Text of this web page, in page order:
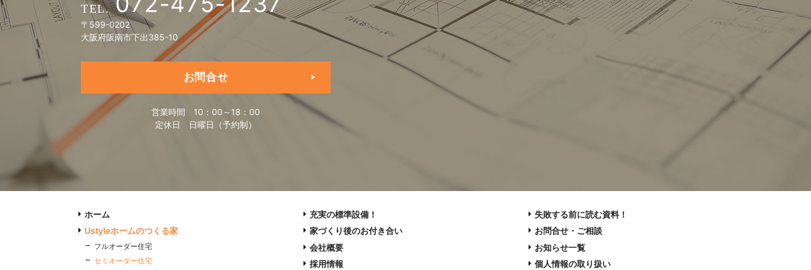
〒599-0202
大阪府阪南市下出385-10
お問合せ
営業時間 10：00～18：00
定休日
日曜日（予約制）
ホーム
Ustyleホームのつくる家
フルオーダー住宅
セミオーダー住宅
充実の標準設備！
家づくり後のお付き合い
会社概要
採用情報
失敗する前に読む資料！
お問合せ・ご相談
お知らせ一覧
個人情報の取り扱い